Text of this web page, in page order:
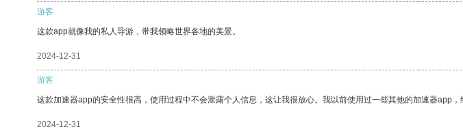
游客
这款app就像我的私人导游，带我领略世界各地的美景。
2024-12-31
游客
这款加速器app的安全性很高，使用过程中不会泄露个人信息，这让我很放心。我以前使用过一些其他的加速器app，
2024-12-31